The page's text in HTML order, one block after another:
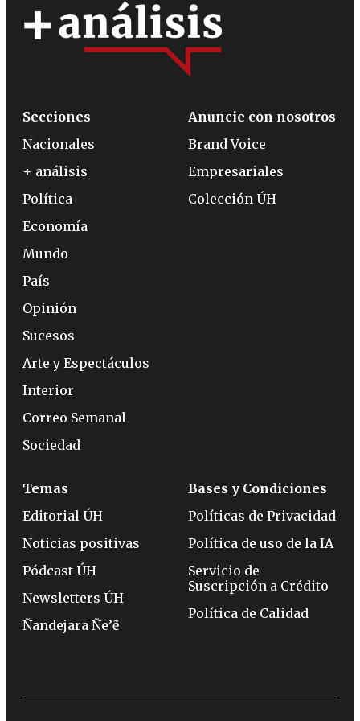
Secciones
Nacionales
+ análisis
Política
Economía
Mundo
País
Opinión
Sucesos
Arte y Espectáculos
Interior
Correo Semanal
Sociedad
Anuncie con nosotros
Brand Voice
Empresariales
Colección ÚH
Temas
Editorial ÚH
Noticias positivas
Pódcast ÚH
Newsletters ÚH
Ñandejara Ñe’ẽ
Bases y Condiciones
Políticas de Privacidad
Política de uso de la IA
Servicio de
Suscripción a Crédito
Política de Calidad